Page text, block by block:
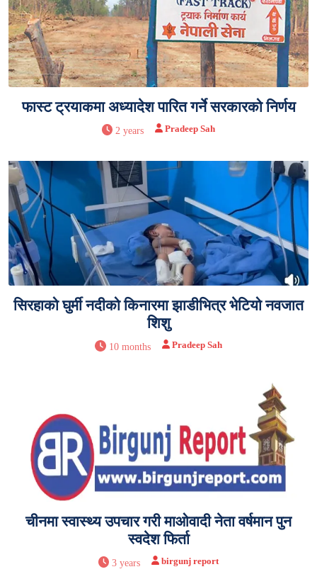
फास्ट ट्रयाकमा अध्यादेश पारित गर्ने सरकारको निर्णय
2 years Pradeep Sah
सिरहाको घुर्मी नदीको किनारमा झाडीभित्र भेटियो नवजात
शिशु
10 months Pradeep Sah
चीनमा स्वास्थ्य उपचार गरी माओवादी नेता वर्षमान पुन
स्वदेश फिर्ता
3 years birgunj report